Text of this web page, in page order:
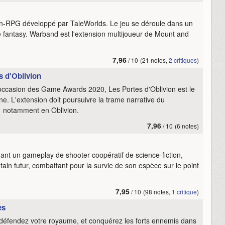
RPG développé par TaleWorlds. Le jeu se déroule dans un
Warband est l'extension multijoueur de Mount and
7,96/ 10 (21 notes, 2 critiques)
d'Oblivion
des Game Awards 2020, Les Portes d'Oblivion est le
L'extension doit poursuivre la trame narrative du
en Oblivion.
7,96/ 10 (6 notes)
un gameplay de shooter coopératif de science-fiction,
futur, combattant pour la survie de son espèce sur le point
7,95/ 10 (98 notes, 1 critique)
votre royaume, et conquérez les forts ennemis dans